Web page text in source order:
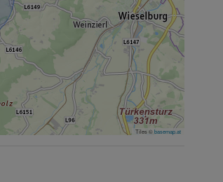
Tiles ©basemap.at